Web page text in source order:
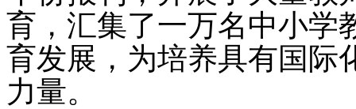
育，汇集了一万名中小学
育发展，为培养具有国际
力量。